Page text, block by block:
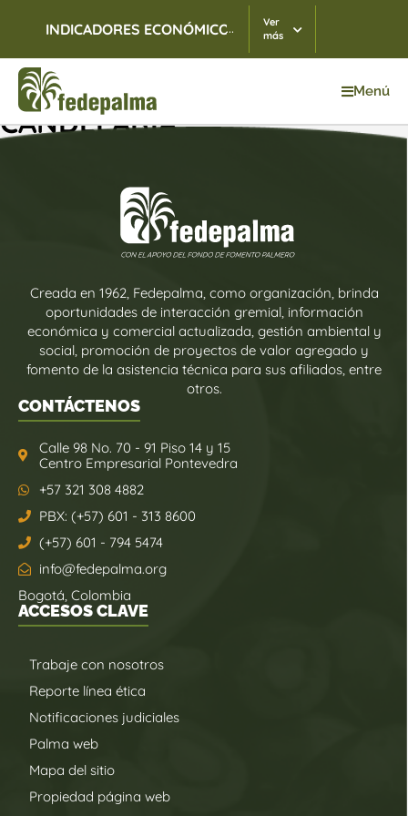
INDICADORES ECONÓMICOS TRM 07/08/2026
...
Ver
más
Menú
CANDELARIA
Creada en 1962, Fedepalma, como organización, brinda
oportunidades de interacción gremial, información
económica y comercial actualizada, gestión ambiental y
social, promoción de proyectos de valor agregado y
fomento de la asistencia técnica para sus afiliados, entre
otros.
CONTÁCTENOS
Calle 98 No. 70 - 91 Piso 14 y 15
Centro Empresarial Pontevedra
+57 321 308 4882
PBX: (+57) 601 - 313 8600
(+57) 601 - 794 5474
info@fedepalma.org
Bogotá, Colombia
ACCESOS CLAVE
Trabaje con nosotros
Reporte línea ética
Notificaciones judiciales
Palma web
Mapa del sitio
Propiedad página web